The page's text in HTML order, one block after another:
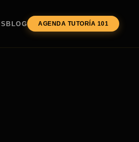
BLOG AGENDA TUTORÍA 101